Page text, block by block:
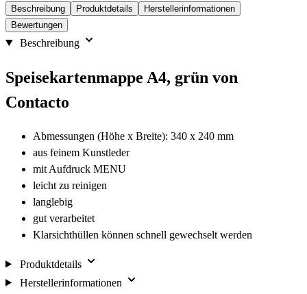
Beschreibung Produktdetails
Herstellerinformationen
Bewertungen
Beschreibung
Speisekartenmappe A4, grün von
Contacto
Abmessungen (Höhe x Breite): 340 x 240 mm
aus feinem Kunstleder
mit Aufdruck MENU
leicht zu reinigen
langlebig
gut verarbeitet
Klarsichthüllen können schnell gewechselt werden
Produktdetails
Herstellerinformationen